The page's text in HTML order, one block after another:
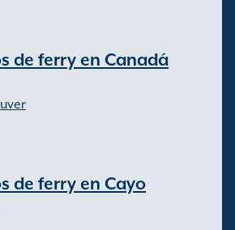
de ferry en Canadá
de ferry en Cayo